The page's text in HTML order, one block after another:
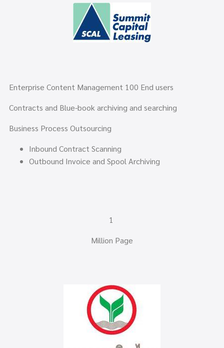
Enterprise Content Management 100 End users
Contracts and Blue-book archiving and searching
Business Process Outsourcing
Inbound Contract Scanning
Outbound Invoice and Spool Archiving
1
Million Page